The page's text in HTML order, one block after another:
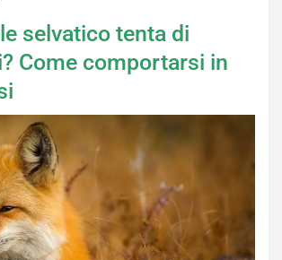
selvatico tenta di
Come comportarsi in